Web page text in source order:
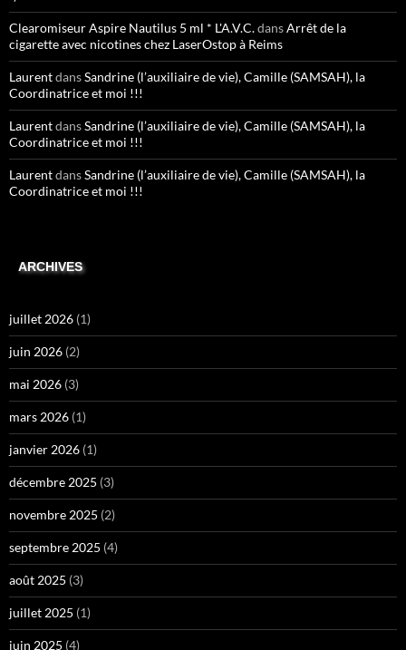
Clearomiseur Aspire Nautilus 5 ml * L'A.V.C.dansArrêt de la
cigarette avec nicotines chez LaserOstop à Reims
LaurentdansSandrine (l’auxiliaire de vie), Camille (SAMSAH), la
Coordinatrice et moi !!!
LaurentdansSandrine (l’auxiliaire de vie), Camille (SAMSAH), la
Coordinatrice et moi !!!
LaurentdansSandrine (l’auxiliaire de vie), Camille (SAMSAH), la
Coordinatrice et moi !!!
ARCHIVES
juillet 2026 (1)
juin 2026 (2)
mai 2026 (3)
mars 2026 (1)
janvier 2026 (1)
décembre 2025 (3)
novembre 2025 (2)
septembre 2025 (4)
août 2025 (3)
juillet 2025 (1)
juin 2025 (4)